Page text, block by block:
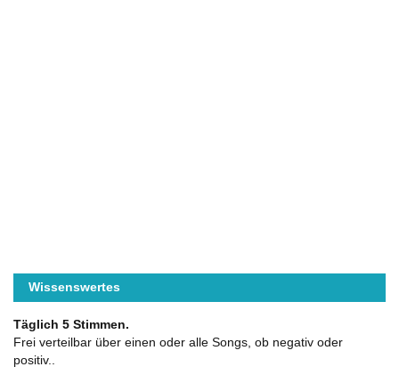
Wissenswertes
Täglich 5 Stimmen.
Frei verteilbar über einen oder alle Songs, ob negativ oder
positiv..